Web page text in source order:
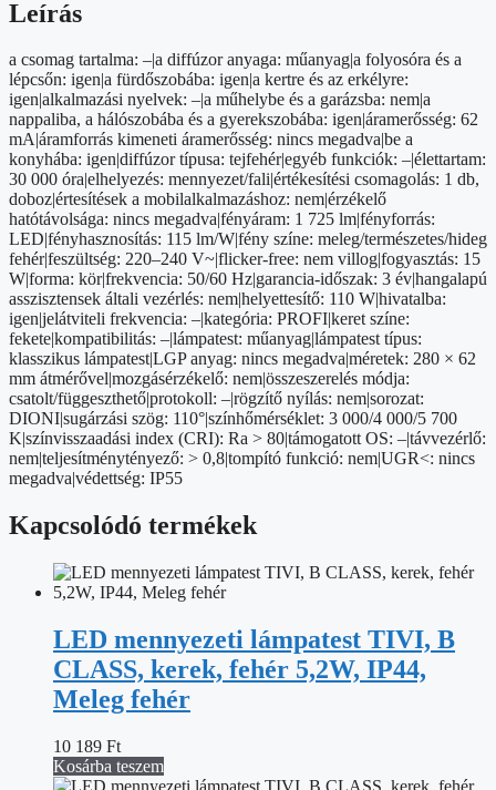
CCT-
mennyiség
Leírás
a csomag tartalma: –|a diffúzor anyaga: műanyag|a folyosóra és a
lépcsőn: igen|a fürdőszobába: igen|a kertre és az erkélyre:
igen|alkalmazási nyelvek: –|a műhelybe és a garázsba: nem|a
nappaliba, a hálószobába és a gyerekszobába: igen|áramerősség: 62
mA|áramforrás kimeneti áramerősség: nincs megadva|be a
konyhába: igen|diffúzor típusa: tejfehér|egyéb funkciók: –|élettartam:
30 000 óra|elhelyezés: mennyezet/fali|értékesítési csomagolás: 1 db,
doboz|értesítések a mobilalkalmazáshoz: nem|érzékelő
hatótávolsága: nincs megadva|fényáram: 1 725 lm|fényforrás:
LED|fényhasznosítás: 115 lm/W|fény színe: meleg/természetes/hideg
fehér|feszültség: 220–240 V~|flicker-free: nem villog|fogyasztás: 15
W|forma: kör|frekvencia: 50/60 Hz|garancia-időszak: 3 év|hangalapú
asszisztensek általi vezérlés: nem|helyettesítő: 110 W|hivatalba:
igen|jelátviteli frekvencia: –|kategória: PROFI|keret színe:
fekete|kompatibilitás: –|lámpatest: műanyag|lámpatest típus:
klasszikus lámpatest|LGP anyag: nincs megadva|méretek: 280 × 62
mm átmérővel|mozgásérzékelő: nem|összeszerelés módja:
csatolt/függeszthető|protokoll: –|rögzítő nyílás: nem|sorozat:
DIONI|sugárzási szög: 110°|színhőmérséklet: 3 000/4 000/5 700
K|színvisszaadási index (CRI): Ra > 80|támogatott OS: –|távvezérlő:
nem|teljesítménytényező: > 0,8|tompító funkció: nem|UGR<: nincs
megadva|védettség: IP55
Kapcsolódó termékek
LED mennyezeti lámpatest TIVI, B
CLASS, kerek, fehér 5,2W, IP44,
Meleg fehér
10 189 Ft
Kosárba teszem